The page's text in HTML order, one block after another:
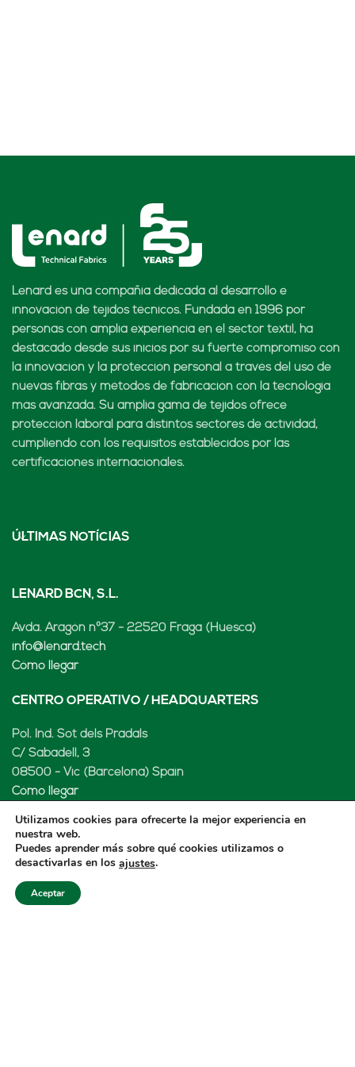
Lenard es una compañía dedicada al desarrollo e
innovación de tejidos técnicos. Fundada en 1996 por
personas con amplia experiencia en el sector textil, ha
destacado desde sus inicios por su fuerte compromiso con
la innovación y la protección personal a través del uso de
nuevas fibras y métodos de fabricación con la tecnología
más avanzada. Su amplia gama de tejidos ofrece
protección laboral para distintos sectores de actividad,
cumpliendo con los requisitos establecidos por las
certificaciones internacionales.
ÚLTIMAS NOTÍCIAS
LENARD BCN, S.L.
Avda. Aragón nº37 - 22520 Fraga (Huesca)
info@lenard.tech
Cómo llegar
CENTRO OPERATIVO / HEADQUARTERS
Pol. Ind. Sot dels Pradals
C/ Sabadell, 3
08500 - Vic (Barcelona) Spain
Cómo llegar
LENARD MX, S de RL de CV
Rio Atoyac 30. Parque Industrial Empresarial
Utilizamos cookies para ofrecerte la mejor experiencia en
nuestra web.
Puedes aprender más sobre qué cookies utilizamos o
desactivarlas en los ajustes.
Aceptar